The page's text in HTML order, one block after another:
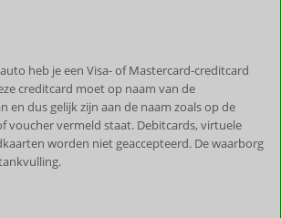
heb je een Visa- of Mastercard-creditcard
creditcard moet op naam van de
en dus gelijk zijn aan de naam zoals op de
voucher vermeld staat. Debitcards, virtuele
worden niet geaccepteerd. De waarborg